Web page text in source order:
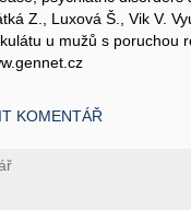
Z., Luxová Š., Vik V.
u mužů s poruchou
KOMENTÁŘ